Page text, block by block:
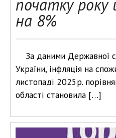
початку року
на 8%
За даними Державної
України, інфляція на
листопаді 2025р.
області становила […]